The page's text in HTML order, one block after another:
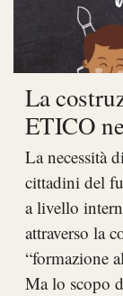
La
ETICO
La necessità
cittadini del
a livello
attraverso la
“formazione
Ma lo scopo